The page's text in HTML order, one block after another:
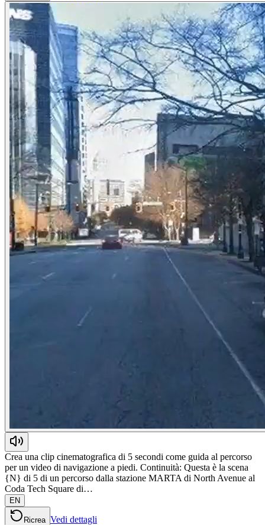
Crea una clip cinematografica di 5 secondi come guida al percorso
per un video di navigazione a piedi. Continuità: Questa è la scena
{N} di 5 di un percorso dalla stazione MARTA di North Avenue al
Coda Tech Square di…
EN
Ricrea Vedi dettagli